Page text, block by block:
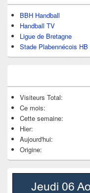
BBH Handball
Handball TV
Ligue de Bretagne
Stade Plabennécois HB
Visiteurs Total:
Ce mois:
Cette semaine:
Hier:
Aujourd'hui:
Origine: